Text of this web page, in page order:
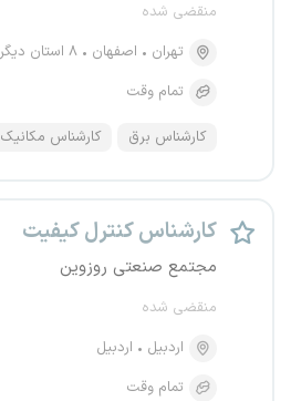
منقضی شده
تهران
اصفهان
۸ استان دیگر
تمام وقت
کارشناس برق کارشناس مکانیک
کارشناس کنترل کیفیت
مجتمع صنعتی روزوین
منقضی شده
اردبیل
اردبیل
تمام وقت